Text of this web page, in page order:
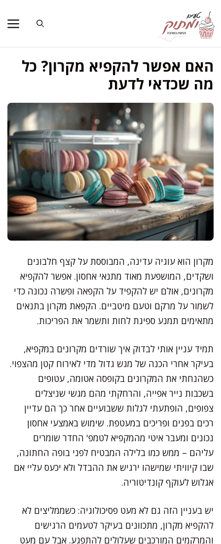
לתוכן
האם אפשר להקפיא מקרון? כל
מה שכדאי לדעת
מקרון הוא עוגיה עדינה, המבוססת על קצף חלבונים
ושקדים, המושפעת מאוד מתנאי אחסון. אפשר להקפיא
מקרונים, אולם יש להקפיד על הקפאה ופשרה נכונה כדי
לשמור על מרקם וטעם מיטביים. הקפאת מקרון בתנאים
מתאימים תמנע ספיגת לחות ותשמר את הפריכות.
תמיד עניין אותי לבדוק איך שורדים מקרונים במקפיא,
בעיקר אחרי הכנה של מגש גדול מדי לאירוח קטן מהצפוי.
כשהנחתי את המקרונים בקופסה אטומה, עטופים
בשכבות נייר אפייה, והרחקתי מהם מגשי שניצלים
צפופים, הופתעתי לגלות ששבועיים אחר כך הם עדיין
רכים בפנים ופריכים במעטפת. שימוש באמצעי אחסון
נכונים ומעבר איטי מהמקפיא לטמפ' החדר שומרים
עליהם – ממש כמו בלילה המבטיח לפני בופה החתונה,
שבו קיוויתי שמישהו ירגיש את ההבדל ולא יכעס עליי אם
אגלוש לעוקף קונדיטוריה.
יש בעניין הזה גם לא מעט פסיכולוגיה: כשממליצים לא
להקפיא מקרון, מתכוונים בעיקר לטעמים הרגישים
והמרקמים המורכבים שעלולים להתפגע. אבל עם מעט